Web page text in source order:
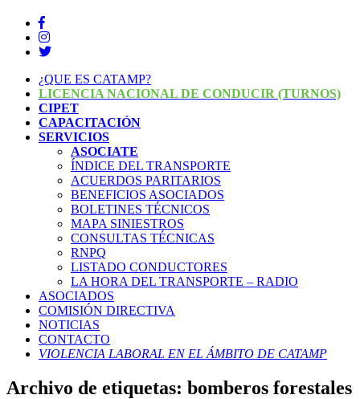
¿QUE ES CATAMP?
LICENCIA NACIONAL DE CONDUCIR (TURNOS)
CIPET
CAPACITACIÓN
SERVICIOS
ASOCIATE
ÍNDICE DEL TRANSPORTE
ACUERDOS PARITARIOS
BENEFICIOS ASOCIADOS
BOLETINES TÉCNICOS
MAPA SINIESTROS
CONSULTAS TÉCNICAS
RNPQ
LISTADO CONDUCTORES
LA HORA DEL TRANSPORTE – RADIO
ASOCIADOS
COMISIÓN DIRECTIVA
NOTICIAS
CONTACTO
VIOLENCIA LABORAL EN EL ÁMBITO DE CATAMP
Archivo de etiquetas: bomberos forestales